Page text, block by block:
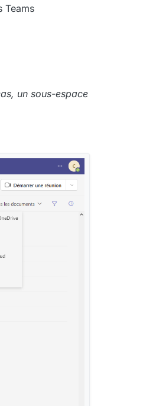
Teams
un sous-espace